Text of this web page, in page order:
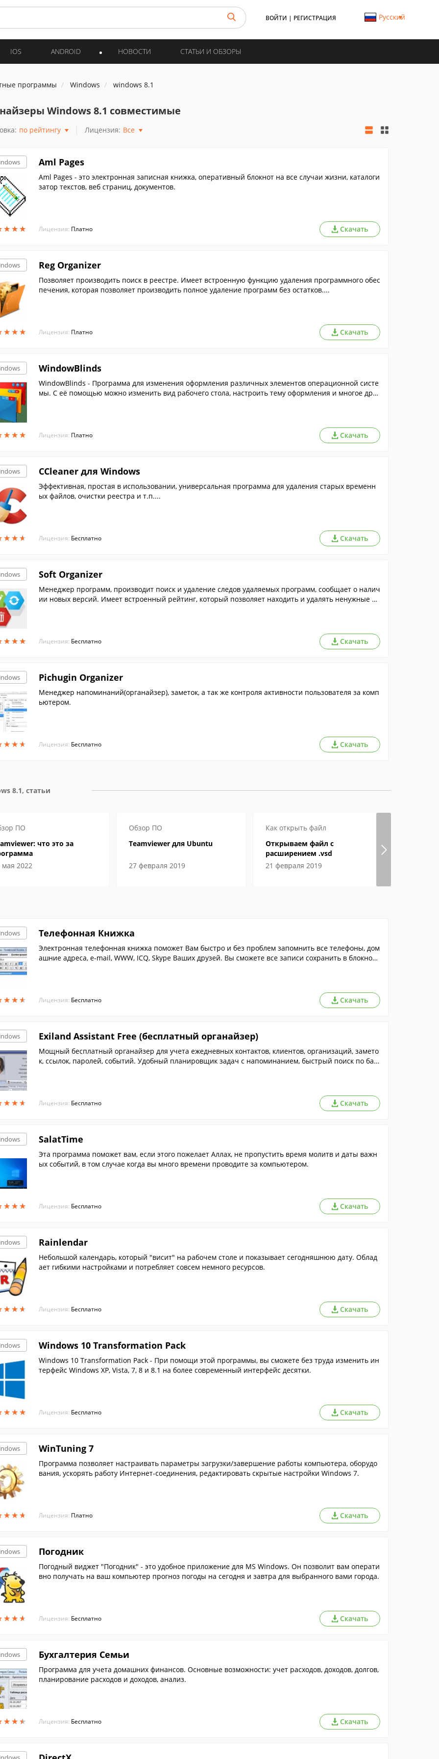
ВОЙТИ | РЕГИСТРАЦИЯ Русский
IOS ANDROID НОВОСТИ СТАТЬИ И ОБЗОРЫ
программы Windows windows 8.1
Windows 8.1 совместимые
по рейтингу Лицензия: Все
★★★
★★★
Aml Pages
Aml Pages - это электронная записная книжка, оперативный блокнот на все случаи жизни, каталоги
затор текстов, веб страниц, документов.
Лицензия: Платно Скачать
★★★
★★★
Reg Organizer
Позволяет производить поиск в реестре. Имеет встроенную функцию удаления программного обес
печения, которая позволяет производить полное удаление программ без остатков....
Лицензия: Платно Скачать
★★★
★★★
WindowBlinds
WindowBlinds - Программа для изменения оформления различных элементов операционной систе
мы. С её помощью можно изменить вид рабочего стола, настроить тему оформления и многое друг
Лицензия: Платно Скачать
★★★
★★★
CCleaner для Windows
Эффективная, простая в использовании, универсальная программа для удаления старых временн
ых файлов, очистки реестра и т.п....
Лицензия: Бесплатно Скачать
★★★
★★★
Soft Organizer
Менеджер программ, производит поиск и удаление следов удаляемых программ, сообщает о налич
ии новых версий. Имеет встроенный рейтинг, который позволяет находить и удалять ненужные п
Лицензия: Бесплатно Скачать
★★★
★★★
Pichugin Organizer
Менеджер напоминаний(органайзер), заметок, а так же контроля активности пользователя за комп
ьютером.
Лицензия: Бесплатно Скачать
8.1, статьи
ПО
что это за
мая 2022
Обзор ПО
Teamviewer для Ubuntu
27 февраля 2019
Как открыть файл
Открываем файл с
расширением .vsd
21 февраля 2019
★★★
★★★
Телефонная Книжка
Электронная телефонная книжка поможет Вам быстро и без проблем запомнить все телефоны, дом
ашние адреса, e-mail, WWW, ICQ, Skype Ваших друзей. Вы сможете все записи сохранить в блокноте
Лицензия: Бесплатно Скачать
★★★
★★★
Exiland Assistant Free (бесплатный органайзер)
Мощный бесплатный органайзер для учета ежедневных контактов, клиентов, организаций, замето
к, ссылок, паролей, событий. Удобный планировщик задач с напоминанием, быстрый поиск по баз
Лицензия: Бесплатно Скачать
★★★
★★★
SalatTime
Эта программа поможет вам, если этого пожелает Аллах, не пропустить время молитв и даты важн
ых событий, в том случае когда вы много времени проводите за компьютером.
Лицензия: Бесплатно Скачать
★★★
★★★
Rainlendar
Небольшой календарь, который "висит" на рабочем столе и показывает сегодняшнюю дату. Облад
ает гибкими настройками и потребляет совсем немного ресурсов.
Лицензия: Бесплатно Скачать
★★★
★★★
Windows 10 Transformation Pack
Windows 10 Transformation Pack - При помощи этой программы, вы сможете без труда изменить ин
терфейс Windows XP, Vista, 7, 8 и 8.1 на более современный интерфейс десятки.
Лицензия: Бесплатно Скачать
★★★
★★★
WinTuning 7
Программа позволяет настраивать параметры загрузки/завершение работы компьютера, оборудо
вания, ускорять работу Интернет-соединения, редактировать скрытые настройки Windows 7.
Лицензия: Платно Скачать
★★★
★★★
Погодник
Погодный виджет "Погодник" - это удобное приложение для MS Windows. Он позволит вам операти
вно получать на ваш компьютер прогноз погоды на сегодня и завтра для выбранного вами города.
Лицензия: Бесплатно Скачать
★★★
★★★
Бухгалтерия Семьи
Программа для учета домашних финансов. Основные возможности: учет расходов, доходов, долгов,
планирование расходов и доходов, анализ.
Лицензия: Бесплатно Скачать